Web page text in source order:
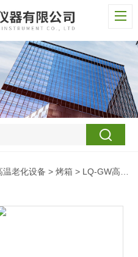
温老化设备 >烤箱 > LQ-GW高低温烘烤箱厂家设备